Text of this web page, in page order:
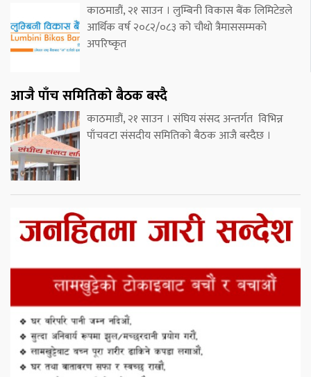
काठमाडौं, २१ साउन । लुम्बिनी विकास बैंक लिमिटेडले
आर्थिक वर्ष २०८२/०८३ को चौथो त्रैमाससम्मको
अपरिष्कृत
आजै पाँच समितिको बैठक बस्दै
काठमाडौं, २१ साउन । संघिय संसद अन्तर्गत विभिन्न
पाँचवटा संसदीय समितिको बैठक आजै बस्दैछ ।